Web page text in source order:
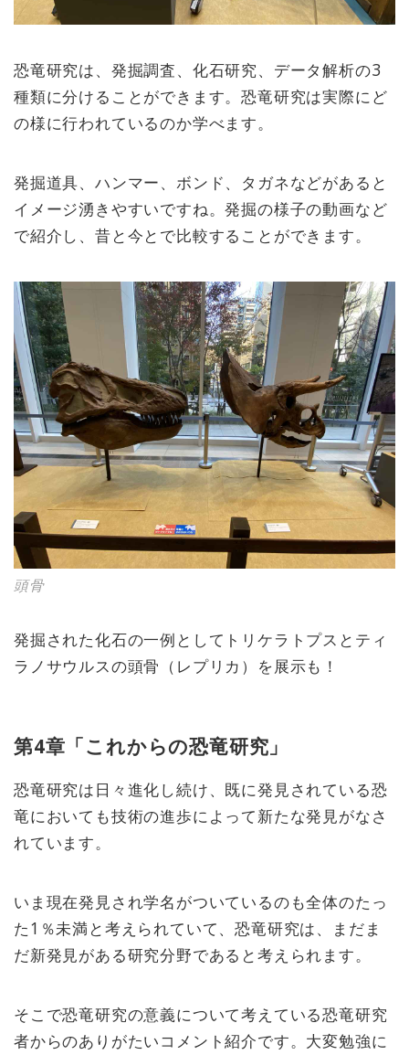
恐竜研究は、発掘調査、化石研究、データ解析の3
種類に分けることができます。恐竜研究は実際にど
の様に行われているのか学べます。
発掘道具、ハンマー、ボンド、タガネなどがあると
イメージ湧きやすいですね。発掘の様子の動画など
で紹介し、昔と今とで比較することができます。
頭骨
発掘された化石の一例としてトリケラトプスとティ
ラノサウルスの頭骨（レプリカ）を展示も！
第4章「これからの恐竜研究」
恐竜研究は日々進化し続け、既に発見されている恐
竜においても技術の進歩によって新たな発見がなさ
れています。
いま現在発見され学名がついているのも全体のたっ
た1％未満と考えられていて、恐竜研究は、まだま
だ新発見がある研究分野であると考えられます。
そこで恐竜研究の意義について考えている恐竜研究
者からのありがたいコメント紹介です。大変勉強に